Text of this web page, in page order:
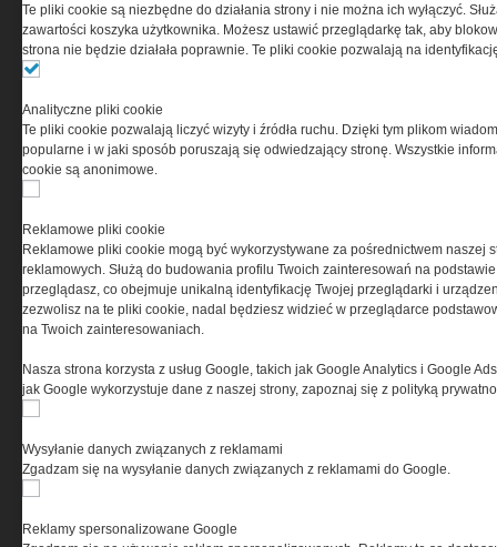
PRYWATNOŚĆ
informacji na Twoim komputerze. Pliki cookies stosujemy
w celu świadczenia usług na najwyższym poziomie,
w tym w sposób dostosowany do indywidualnych potrzeb.
Korzystanie z witryny bez zmiany ustawień dotyczących
dokonać zmiany ustawień przeglądarki dotyczących
cookies. Nim Państwo zaczną korzystać z naszego
serwisu prosimy o zapoznanie się z nasząpolityką
prywatnościoraz informacją o cookies .
Copyright © 2004-2019 Grupa MEDIUM Spółka z ograniczoną odpowiedzialnością
Zasadach korzystania z serwisu.
Te pliki cookie są niezbędne do działania strony i nie można ich wyłączyć.
zawartości koszyka użytkownika. Możesz ustawić przeglądarkę tak, aby
strona nie będzie działała poprawnie. Te pliki cookie pozwalają na
Analityczne pliki cookie
Te pliki cookie pozwalają liczyć wizyty i źródła ruchu. Dzięki tym plikom
popularne i w jaki sposób poruszają się odwiedzający stronę. Wszystkie
cookie są anonimowe.
Reklamowe pliki cookie
Reklamowe pliki cookie mogą być wykorzystywane za pośrednictwem naszej
reklamowych. Służą do budowania profilu Twoich zainteresowań na
przeglądasz, co obejmuje unikalną identyfikację Twojej przeglądarki i
zezwolisz na te pliki cookie, nadal będziesz widzieć w przeglądarce
na Twoich zainteresowaniach.
Nasza strona korzysta z usług Google, takich jak Google Analytics i Google
jak Google wykorzystuje dane z naszej strony, zapoznaj się z polityką
Wysyłanie danych związanych z reklamami
Zgadzam się na wysyłanie danych związanych z reklamami do Google.
Reklamy spersonalizowane Google